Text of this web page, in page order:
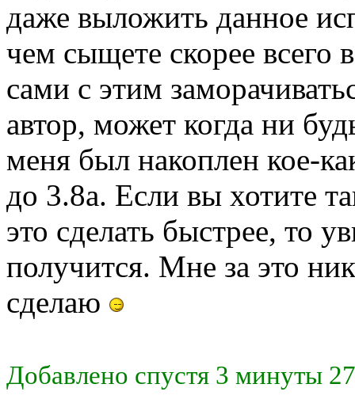
даже выложить данное
чем сыщете скорее всего
сами с этим
автор, может когда ни
меня был накоплен кое-
до 3.8а. Если вы хотите
это сделать быстрее, то
получится. Мне за это
сделаю
Добавлено спустя 3 минуты